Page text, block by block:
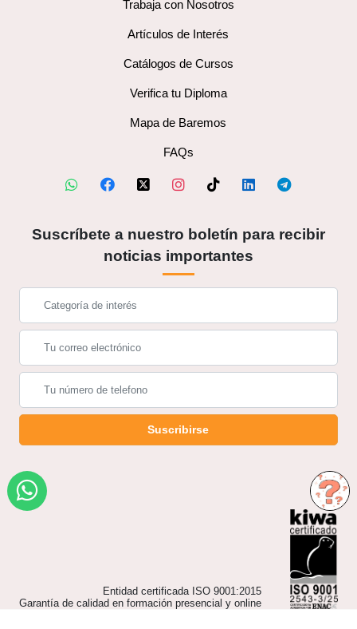
Trabaja con Nosotros
Artículos de Interés
Catálogos de Cursos
Verifica tu Diploma
Mapa de Baremos
FAQs
Suscríbete a nuestro boletín para recibir
noticias importantes
Suscribirse
Entidad certificada ISO 9001:2015
Garantía de calidad en formación presencial y online